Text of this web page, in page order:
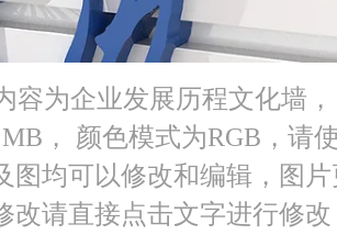
容为企业发展历程文化墙
， 颜色模式为RGB，请
图均可以修改和编辑，图
改请直接点击文字进行修